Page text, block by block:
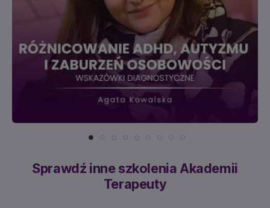
Sprawdź inne szkolenia Akademii
Terapeuty